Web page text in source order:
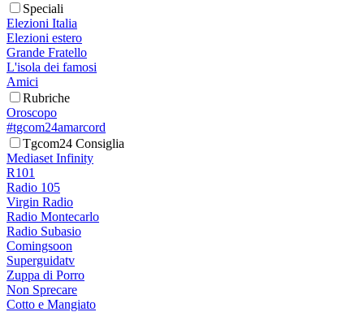
Speciali
Elezioni Italia
Elezioni estero
Grande Fratello
L'isola dei famosi
Amici
Rubriche
Oroscopo
#tgcom24amarcord
Tgcom24 Consiglia
Mediaset Infinity
R101
Radio 105
Virgin Radio
Radio Montecarlo
Radio Subasio
Comingsoon
Superguidatv
Zuppa di Porro
Non Sprecare
Cotto e Mangiato